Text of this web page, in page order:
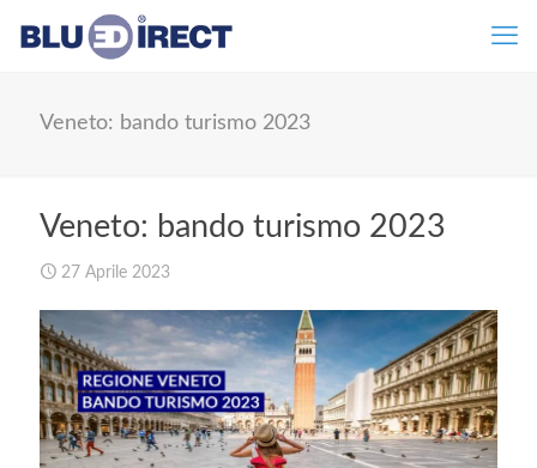
Veneto: bando turismo 2023
Veneto: bando turismo 2023
27 Aprile 2023